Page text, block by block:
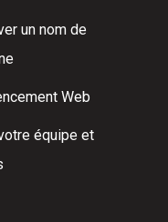
un nom de
Web
équipe et